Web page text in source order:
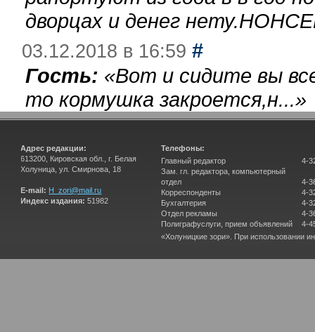
дворцах и денег
03.12.2018 в 16:59 #
Гость: «Вот и сидите вы
то кормушка закроется,н...»
Адрес редакции:
613200, Кировская обл., г. Белая
Холуница, ул. Смирнова, 18
E-mail: H_zori@mail.ru
Индекс издания: 51982
Телефоны:
Главный редактор
Зам. гл. редактора, компьютерный
отдел
Корреспонденты
Бухгалтерия
Отдел рекламы
Полиграфуслуги, прием объявлений
4-
4-
4-
4-
4-
4-
«Холуницкие зори». При использовании